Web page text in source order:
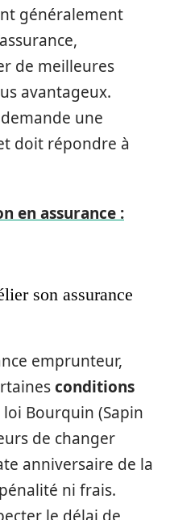
généralement
de meilleures
avantageux.
une
doit répondre à
en assurance :
son assurance
emprunteur,
conditions
loi Bourquin (Sapin
de changer
anniversaire de la
ni frais.
le délai de